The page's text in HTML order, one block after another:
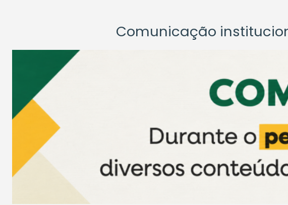
Comunicação